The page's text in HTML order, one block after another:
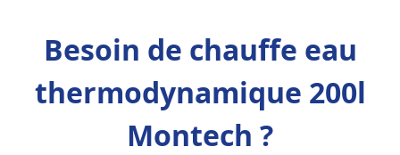
Besoin de chauffe eau
thermodynamique 200l
Montech ?